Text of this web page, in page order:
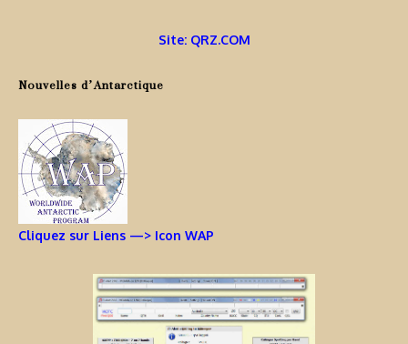
Site: QRZ.COM
Nouvelles d’Antarctique
Cliquez sur Liens —> Icon WAP